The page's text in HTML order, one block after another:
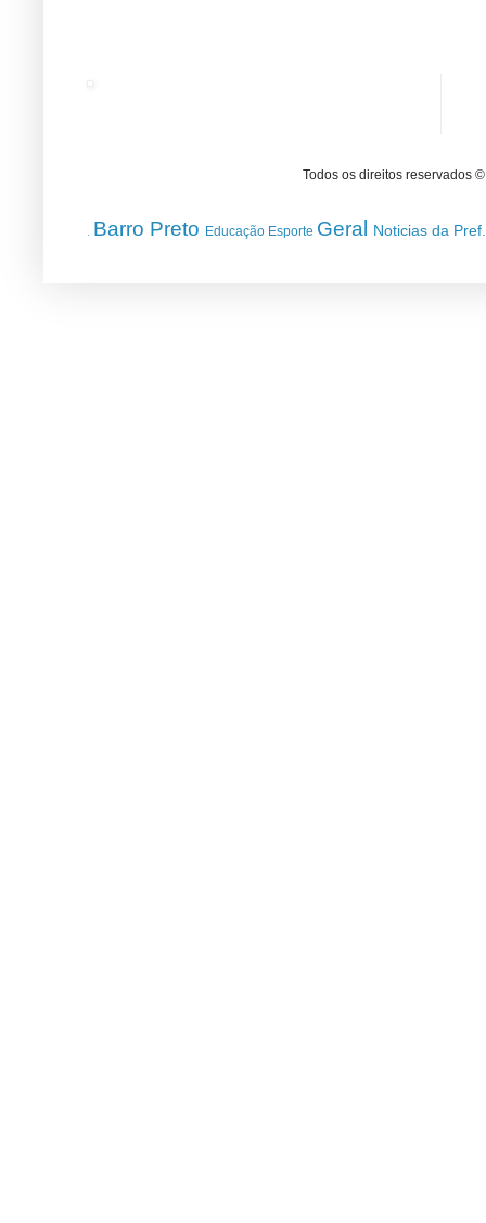
Todos os direitos reservados
Barro Preto Educação Esporte Geral Noticias da